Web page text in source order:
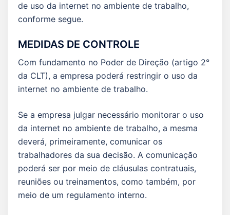
de uso da internet no ambiente de trabalho,
conforme segue.
MEDIDAS DE CONTROLE
Com fundamento no Poder de Direção (artigo 2°
da CLT), a empresa poderá restringir o uso da
internet no ambiente de trabalho.
Se a empresa julgar necessário monitorar o uso
da internet no ambiente de trabalho, a mesma
deverá, primeiramente, comunicar os
trabalhadores da sua decisão. A comunicação
poderá ser por meio de cláusulas contratuais,
reuniões ou treinamentos, como também, por
meio de um regulamento interno.